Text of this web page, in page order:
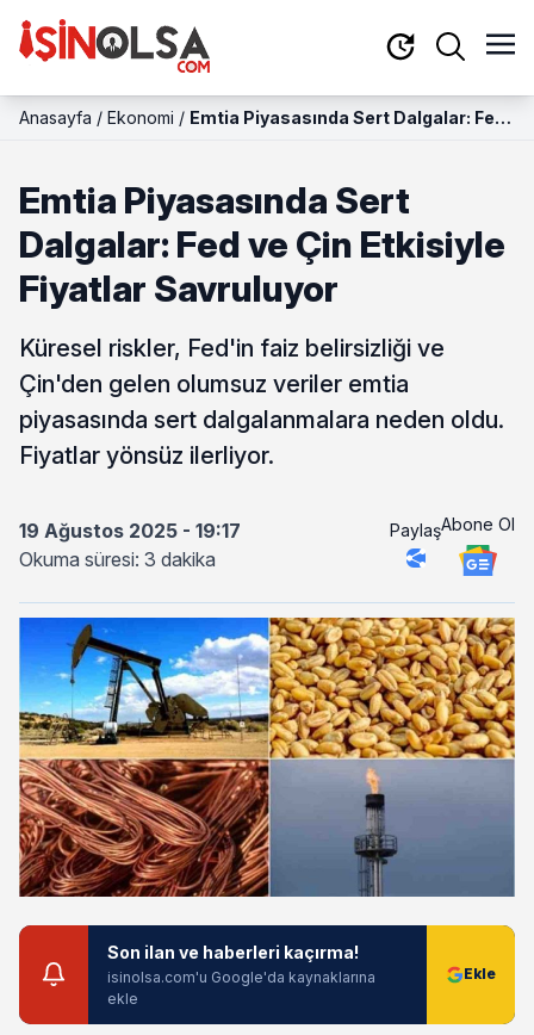
Anasayfa / Ekonomi / Emtia Piyasasında Sert Dalgalar: Fed
Emtia Piyasasında Sert
Dalgalar: Fed ve Çin Etkisiyle
Fiyatlar Savruluyor
Küresel riskler, Fed'in faiz belirsizliği ve
Çin'den gelen olumsuz veriler emtia
piyasasında sert dalgalanmalara neden oldu.
Fiyatlar yönsüz ilerliyor.
19 Ağustos 2025 - 19:17
Okuma süresi: 3 dakika
PaylaşAbone Ol
Son ilan ve haberleri kaçırma!
isinolsa.com'u Google'da kaynaklarına
ekle